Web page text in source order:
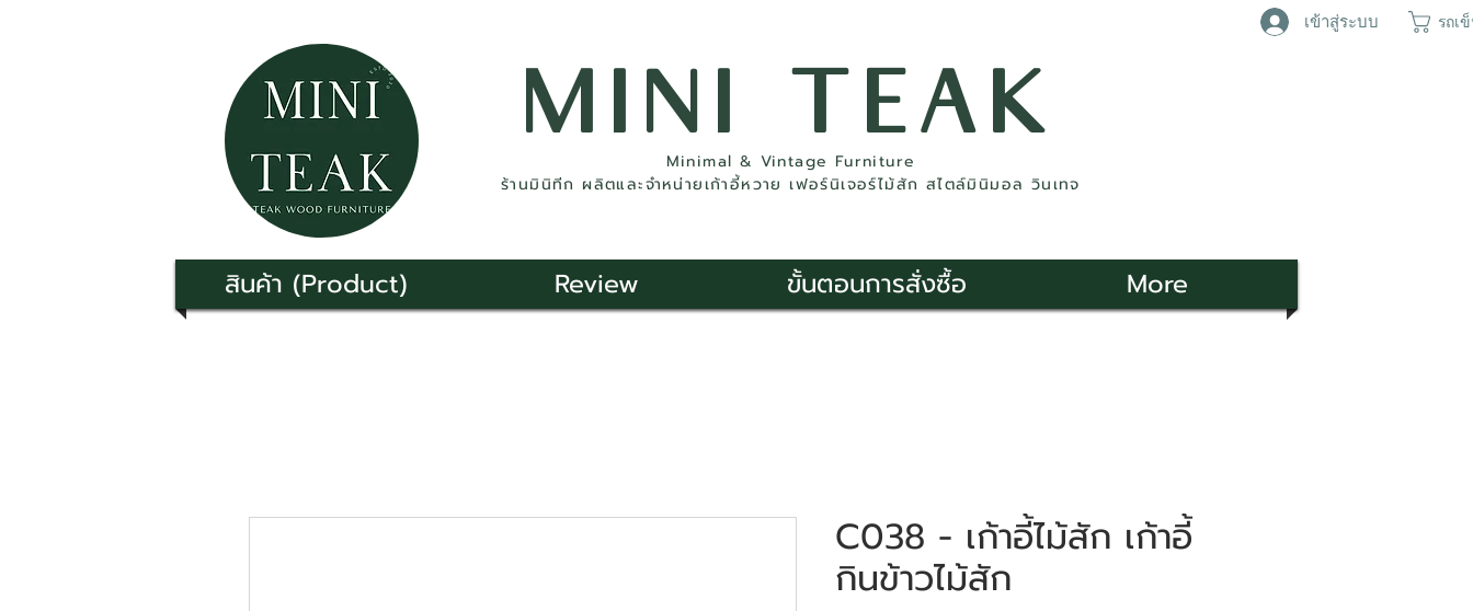
เข้าสู่ระบบ รถเ
MINI TEAK
Minimal & Vintage Furniture
ร้านมินิทีก ผลิตและจำหน่ายเก้าอี้หวาย เฟอร์นิเจอร์ไม้สัก สไตล์มินิมอล วินเทจ
สินค้า (Product) Review ขั้นตอนการสั่งซื้อ More
C038 - เก้าอี้ไม้สัก เก้าอี้
กินข้าวไม้สัก